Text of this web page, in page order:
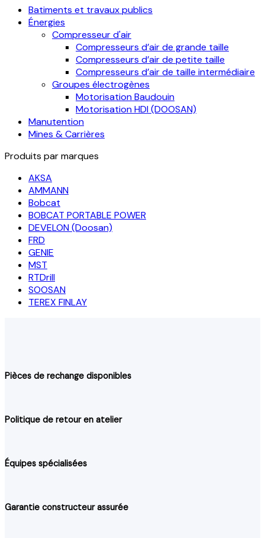
Batiments et travaux publics
Énergies
Compresseur d'air
Compresseurs d’air de grande taille
Compresseurs d’air de petite taille
Compresseurs d’air de taille intermédiaire
Groupes électrogènes
Motorisation Baudouin
Motorisation HDI (DOOSAN)
Manutention
Mines & Carrières
Produits par marques
AKSA
AMMANN
Bobcat
BOBCAT PORTABLE POWER
DEVELON (Doosan)
FRD
GENIE
MST
RTDrill
SOOSAN
TEREX FINLAY
Pièces de rechange disponibles
Politique de retour en atelier
Équipes spécialisées
Garantie constructeur assurée